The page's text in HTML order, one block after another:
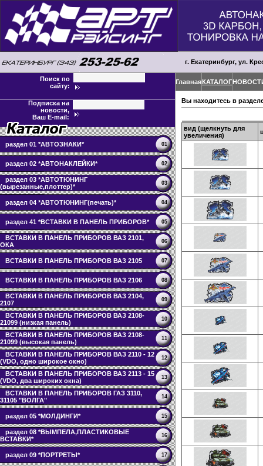
г. Екатеринбург, ул.
Поиск по
сайту:
Подписка на
новости,
Ваш E-mail:
раздел 01 *АВТОЗНАКИ* 01
раздел 02 *АВТОНАКЛЕЙКИ* 02
раздел 03 *АВТОТЮНИНГ
(вырезанные,плоттер)*
03
раздел 04 *АВТОТЮНИНГ(печать)* 04
раздел 41 *ВСТАВКИ В ПАНЕЛЬ ПРИБОРОВ* 05
ВСТАВКИ В ПАНЕЛЬ ПРИБОРОВ ВАЗ 2101,
ОКА
06
ВСТАВКИ В ПАНЕЛЬ ПРИБОРОВ ВАЗ 2105 07
ВСТАВКИ В ПАНЕЛЬ ПРИБОРОВ ВАЗ 2106 08
ВСТАВКИ В ПАНЕЛЬ ПРИБОРОВ ВАЗ 2104,
2107
09
ВСТАВКИ В ПАНЕЛЬ ПРИБОРОВ ВАЗ 2108-
21099 (низкая панель)
10
ВСТАВКИ В ПАНЕЛЬ ПРИБОРОВ ВАЗ 2108-
21099 (высокая панель)
11
ВСТАВКИ В ПАНЕЛЬ ПРИБОРОВ ВАЗ 2110 - 12
(VDO, одно широкое окно)
12
ВСТАВКИ В ПАНЕЛЬ ПРИБОРОВ ВАЗ 2113 - 15
(VDO, два широких окна)
13
ВСТАВКИ В ПАНЕЛЬ ПРИБОРОВ ГАЗ 3110,
31105 "ВОЛГА"
14
раздел 05 *МОЛДИНГИ* 15
раздел 08 *ВЫМПЕЛА,ПЛАСТИКОВЫЕ
ВСТАВКИ*
16
раздел 09 *ПОРТРЕТЫ* 17
ГлавнаяКАТАЛОГ
Вы находитесь в
вид (щелкнуть для
увеличения)